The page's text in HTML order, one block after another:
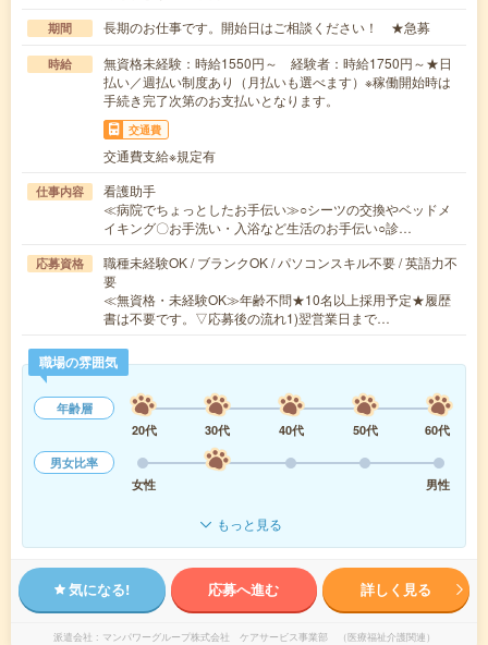
期間 長期のお仕事です。開始日はご相談ください！ ★急募
時給
無資格未経験：時給1550円～ 経験者：時給1750円～★日
払い／週払い制度あり（月払いも選べます）※稼働開始時は
手続き完了次第のお支払いとなります。
交通費
交通費支給※規定有
仕事内容
看護助手
≪病院でちょっとしたお手伝い≫○シーツの交換やベッドメ
イキング〇お手洗い・入浴など生活のお手伝い○診…
応募資格
職種未経験OK / ブランクOK / パソコンスキル不要 / 英語力不
要
≪無資格・未経験OK≫年齢不問★10名以上採用予定★履歴
書は不要です。▽応募後の流れ1)翌営業日まで…
職場の雰囲気
年齢層
20代
30代 40代 50代
60代
男女比率
女性
男性
もっと見る
気になる! 応募へ進む 詳しく見る
派遣会社 マンパワーグループ株式会社 ケアサービス事業部 （医療福祉介護関連）